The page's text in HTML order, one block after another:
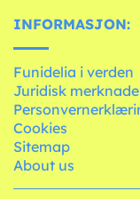
INFORMASJON:
Funidelia i verden
Juridisk
Cookies
Sitemap
About us